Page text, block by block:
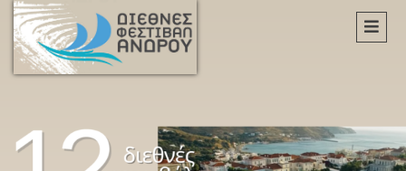
Διεθνές
Φεστιβάλ
Άνδρου